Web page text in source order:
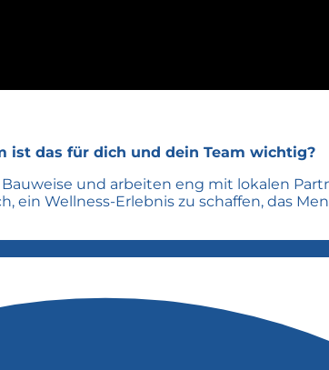
ist das für dich und dein Team wichtig?
und arbeiten eng mit lokalen
Wellness-Erlebnis zu schaffen, das